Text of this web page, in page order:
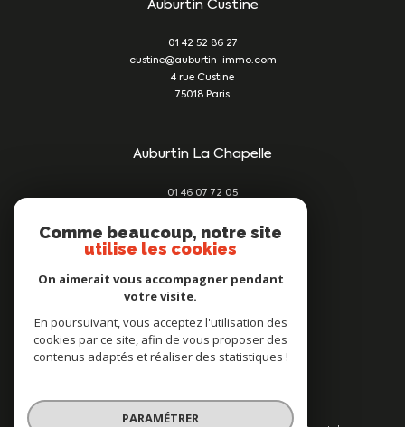
Auburtin Custine
01 42 52 86 27
custine@auburtin-immo.com
4 rue Custine
75018
Paris
Auburtin La Chapelle
01 46 07 72 05
209 rue du Faubourg St Denis
75010 Paris
Nous suivre sur
Comme beaucoup, notre site
utilise les cookies
On aimerait vous accompagner pendant
votre visite.
En poursuivant, vous acceptez l'utilisation des
cookies par ce site, afin de vous proposer des
contenus adaptés et réaliser des statistiques !
PARAMÉTRER